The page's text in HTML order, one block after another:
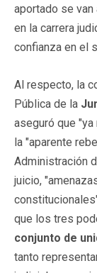
aportado se van
en la carrera
confianza en el
Al respecto, la
Pública de la
aseguró que
la "aparente
Administración
juicio,
que los tres
conjunto de
tanto